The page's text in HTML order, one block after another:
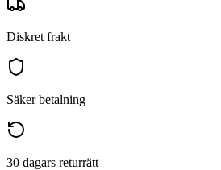
Diskret frakt
Säker betalning
30 dagars returrätt